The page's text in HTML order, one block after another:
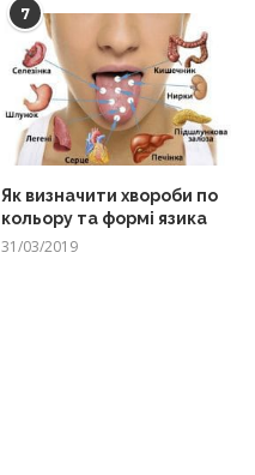
7
Як визначити хвороби по
кольору та формі язика
31/03/2019